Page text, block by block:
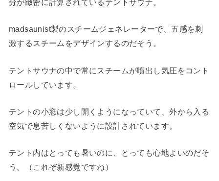
分が緻密に計算されているテントサウナ。
madsaunist製のスチームジェネレーターで、五感を刺
激するスチームをデザインするのだそう。
テントサウナの中で常にスチームが噴出し気圧をコント
ロールしています。
テントの小窓は少し開くようになっていて、外から入る
空気で息苦しくないように設計されています。
テント内はとっても暑いのに、とっても心地よいのだそ
う。（これぞ新感覚ですね）